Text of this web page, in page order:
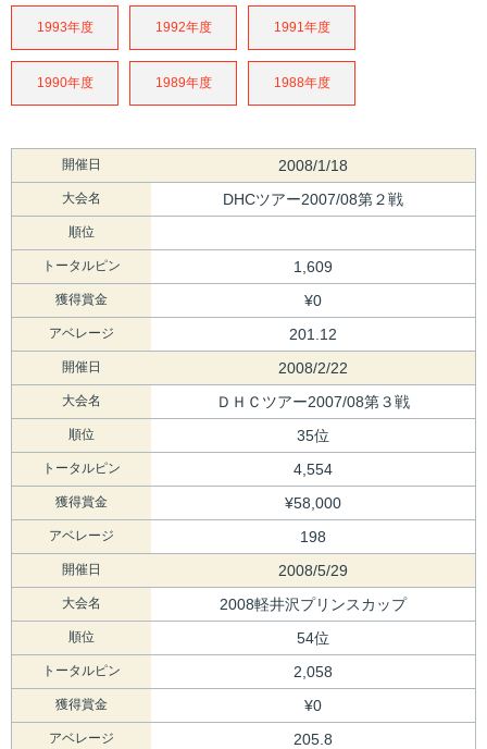
1993年度 1992年度 1991年度
1990年度 1989年度 1988年度
開催日 2008/1/18
大会名 DHCツアー2007/08第２戦
順位
トータルピン 1,609
獲得賞金 ¥0
アベレージ 201.12
開催日 2008/2/22
大会名 ＤＨＣツアー2007/08第３戦
順位 35位
トータルピン 4,554
獲得賞金 ¥58,000
アベレージ 198
開催日 2008/5/29
大会名 2008軽井沢プリンスカップ
順位 54位
トータルピン 2,058
獲得賞金 ¥0
アベレージ 205.8